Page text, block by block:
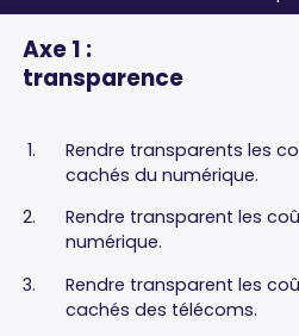
Axe1 :
transparence
Rendre transparents les
cachés du numérique.
Rendre transparent les
numérique.
Rendre transparent les
cachés des télécoms.